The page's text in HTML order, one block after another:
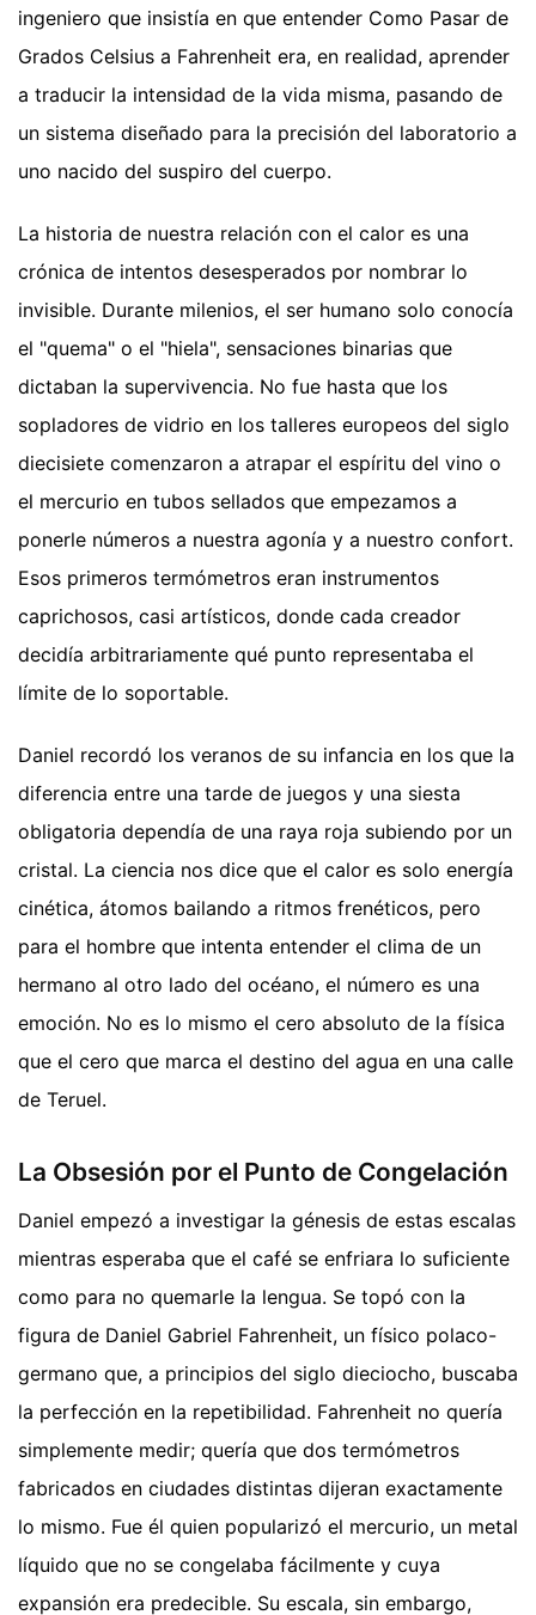
ingeniero que insistía en que entender Como Pasar de
Grados Celsius a Fahrenheit era, en realidad, aprender
a traducir la intensidad de la vida misma, pasando de
un sistema diseñado para la precisión del laboratorio a
uno nacido del suspiro del cuerpo.
La historia de nuestra relación con el calor es una
crónica de intentos desesperados por nombrar lo
invisible. Durante milenios, el ser humano solo conocía
el "quema" o el "hiela", sensaciones binarias que
dictaban la supervivencia. No fue hasta que los
sopladores de vidrio en los talleres europeos del siglo
diecisiete comenzaron a atrapar el espíritu del vino o
el mercurio en tubos sellados que empezamos a
ponerle números a nuestra agonía y a nuestro confort.
Esos primeros termómetros eran instrumentos
caprichosos, casi artísticos, donde cada creador
decidía arbitrariamente qué punto representaba el
límite de lo soportable.
Daniel recordó los veranos de su infancia en los que la
diferencia entre una tarde de juegos y una siesta
obligatoria dependía de una raya roja subiendo por un
cristal. La ciencia nos dice que el calor es solo energía
cinética, átomos bailando a ritmos frenéticos, pero
para el hombre que intenta entender el clima de un
hermano al otro lado del océano, el número es una
emoción. No es lo mismo el cero absoluto de la física
que el cero que marca el destino del agua en una calle
de Teruel.
La Obsesión por el Punto de Congelación
Daniel empezó a investigar la génesis de estas escalas
mientras esperaba que el café se enfriara lo suficiente
como para no quemarle la lengua. Se topó con la
figura de Daniel Gabriel Fahrenheit, un físico polaco-
germano que, a principios del siglo dieciocho, buscaba
la perfección en la repetibilidad. Fahrenheit no quería
simplemente medir; quería que dos termómetros
fabricados en ciudades distintas dijeran exactamente
lo mismo. Fue él quien popularizó el mercurio, un metal
líquido que no se congelaba fácilmente y cuya
expansión era predecible. Su escala, sin embargo,